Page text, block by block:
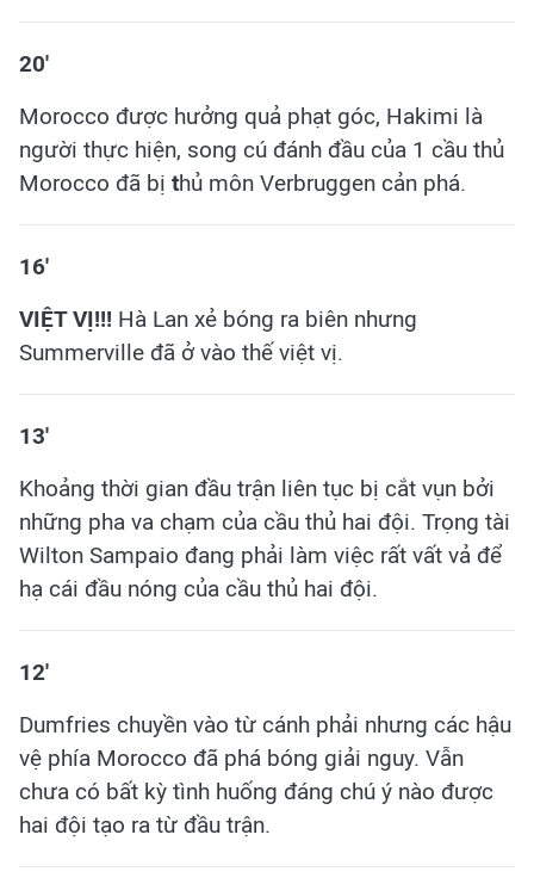
20'
Morocco được hưởng quả phạt góc, Hakimi là
người thực hiện, song cú đánh đầu của 1 cầu thủ
Morocco đã bị thủ môn Verbruggen cản phá.
16'
VIỆT VỊ!!! Hà Lan xẻ bóng ra biên nhưng
Summerville đã ở vào thế việt vị.
13'
Khoảng thời gian đầu trận liên tục bị cắt vụn bởi
những pha va chạm của cầu thủ hai đội. Trọng tài
Wilton Sampaio đang phải làm việc rất vất vả để
hạ cái đầu nóng của cầu thủ hai đội.
12'
Dumfries chuyền vào từ cánh phải nhưng các hậu
vệ phía Morocco đã phá bóng giải nguy. Vẫn
chưa có bất kỳ tình huống đáng chú ý nào được
hai đội tạo ra từ đầu trận.